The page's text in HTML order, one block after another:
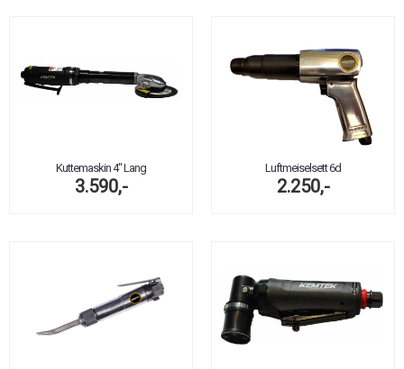
Kuttemaskin 4" Lang
3.590,-
Luftmeiselsett 6d
2.250,-